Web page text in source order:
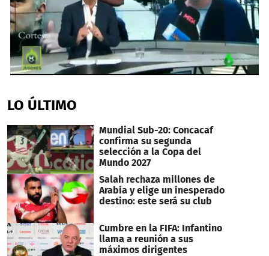
of
2
0
LO ÚLTIMO
Mundial Sub-20: Concacaf
confirma su segunda
selección a la Copa del
Mundo 2027
Salah rechaza millones de
Arabia y elige un inesperado
destino: este será su club
Cumbre en la FIFA: Infantino
llama a reunión a sus
máximos dirigentes